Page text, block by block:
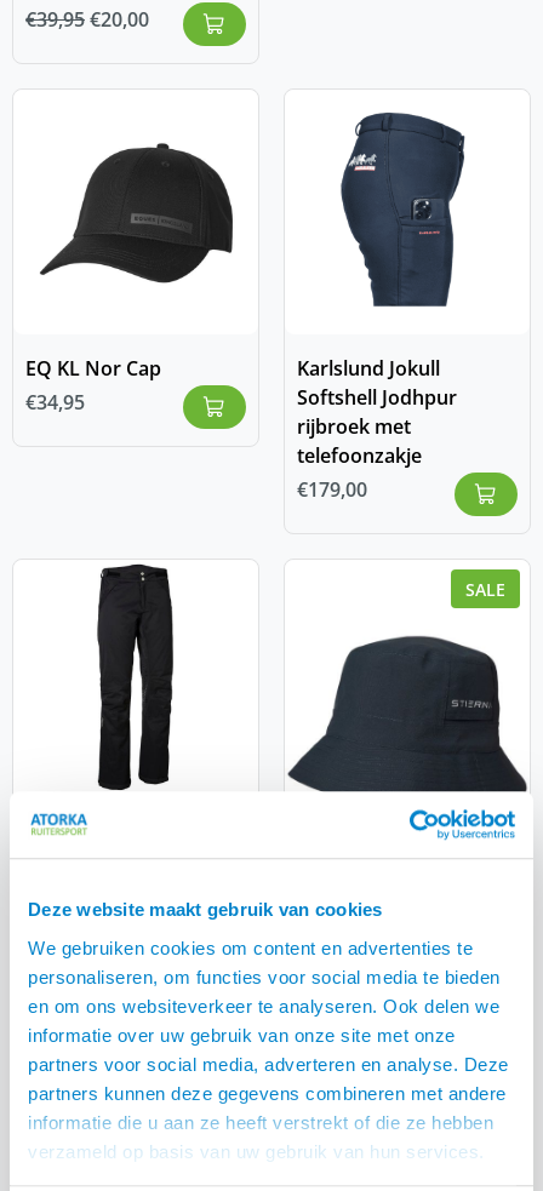
Deze website maakt gebruik van cookies
We gebruiken cookies om content en advertenties te
personaliseren, om functies voor social media te bieden
en om ons websiteverkeer te analyseren. Ook delen we
informatie over uw gebruik van onze site met onze
partners voor social media, adverteren en analyse. Deze
partners kunnen deze gegevens combineren met andere
informatie die u aan ze heeft verstrekt of die ze hebben
verzameld op basis van uw gebruik van hun services.
€39,95€20,00
EQ KL Nor Cap
€34,95
Karlslund Jokull
Softshell Jodhpur
rijbroek met
telefoonzakje
€179,00
Stierna Stella thermo
rijbroek
SALE
Stierna regenhoedje
€47,00€29,00